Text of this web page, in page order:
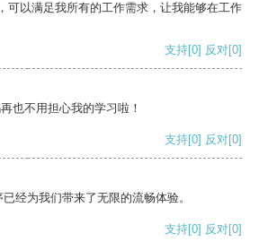
可以满足我所有的工作需求，让我能够在工作
支持[0] 反对[0]
也不用担心我的学习啦！
支持[0] 反对[0]
经为我们带来了无限的流畅体验。
支持[0] 反对[0]